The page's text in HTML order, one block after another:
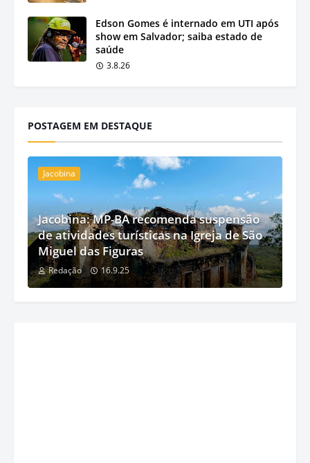
Edson Gomes é internado em UTI após
show em Salvador; saiba estado de
saúde
3.8.26
POSTAGEM EM DESTAQUE
Jacobina
Jacobina: MP-BA recomenda suspensão
de atividades turísticas na Igreja de São
Miguel das Figuras
Redação 16.9.25